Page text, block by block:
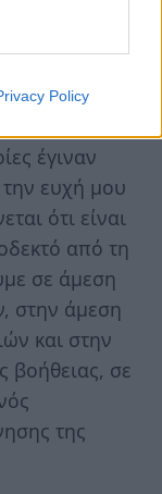
Policy
στη
έγιναν
ευχή μου
ότι είναι
από τη
σε άμεση
στην άμεση
και στην
βοήθειας, σε
της